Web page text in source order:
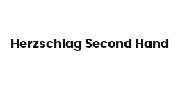
Herzschlag Second Hand